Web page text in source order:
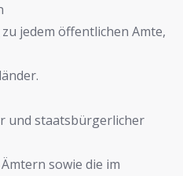
jedem öffentlichen Amte,
und staatsbürgerlicher
sowie die im